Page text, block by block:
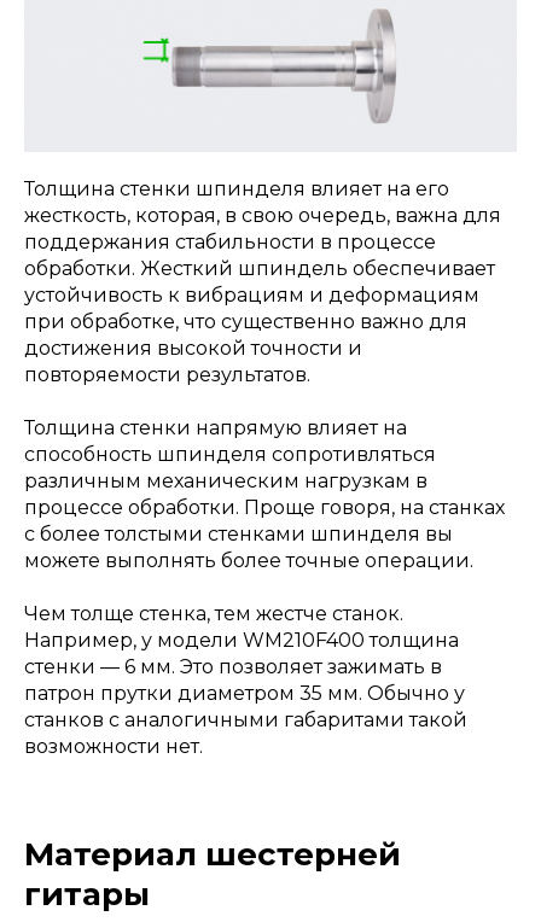
Толщина стенки шпинделя влияет на его
жесткость, которая, в свою очередь, важна для
поддержания стабильности в процессе
обработки. Жесткий шпиндель обеспечивает
устойчивость к вибрациям и деформациям
при обработке, что существенно важно для
достижения высокой точности и
повторяемости результатов.
Толщина стенки напрямую влияет на
способность шпинделя сопротивляться
различным механическим нагрузкам в
процессе обработки. Проще говоря, на станках
с более толстыми стенками шпинделя вы
можете выполнять более точные операции.
Чем толще стенка, тем жестче станок.
Например, у модели WM210F400 толщина
стенки — 6 мм. Это позволяет зажимать в
патрон прутки диаметром 35 мм. Обычно у
станков с аналогичными габаритами такой
возможности нет.
Материал шестерней
гитары